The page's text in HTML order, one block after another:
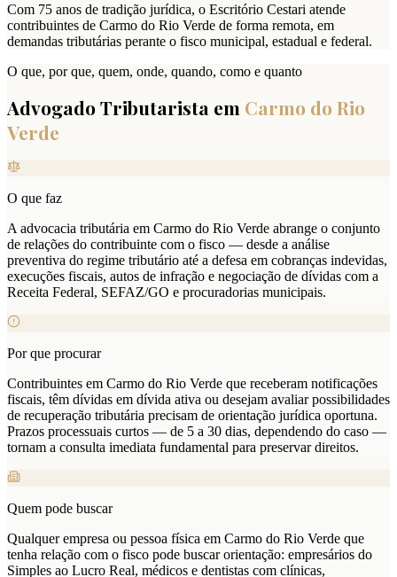
Com 75 anos de tradição jurídica, o Escritório Cestari atende
contribuintes de Carmo do Rio Verde de forma remota, em
demandas tributárias perante o fisco municipal, estadual e federal.
O que, por que, quem, onde, quando, como e quanto
Advogado Tributarista em Carmo do Rio
Verde
O que faz
A advocacia tributária em Carmo do Rio Verde abrange o conjunto
de relações do contribuinte com o fisco — desde a análise
preventiva do regime tributário até a defesa em cobranças indevidas,
execuções fiscais, autos de infração e negociação de dívidas com a
Receita Federal, SEFAZ/GO e procuradorias municipais.
Por que procurar
Contribuintes em Carmo do Rio Verde que receberam notificações
fiscais, têm dívidas em dívida ativa ou desejam avaliar possibilidades
de recuperação tributária precisam de orientação jurídica oportuna.
Prazos processuais curtos — de 5 a 30 dias, dependendo do caso —
tornam a consulta imediata fundamental para preservar direitos.
Quem pode buscar
Qualquer empresa ou pessoa física em Carmo do Rio Verde que
tenha relação com o fisco pode buscar orientação: empresários do
Simples ao Lucro Real, médicos e dentistas com clínicas,